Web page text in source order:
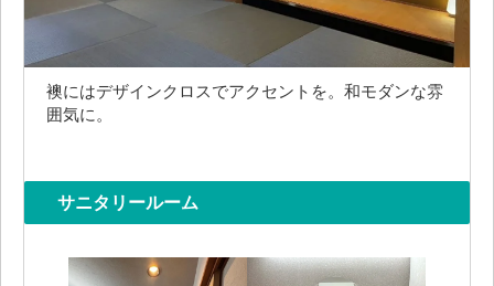
襖にはデザインクロスでアクセントを。和モダンな雰
囲気に。
サニタリールーム